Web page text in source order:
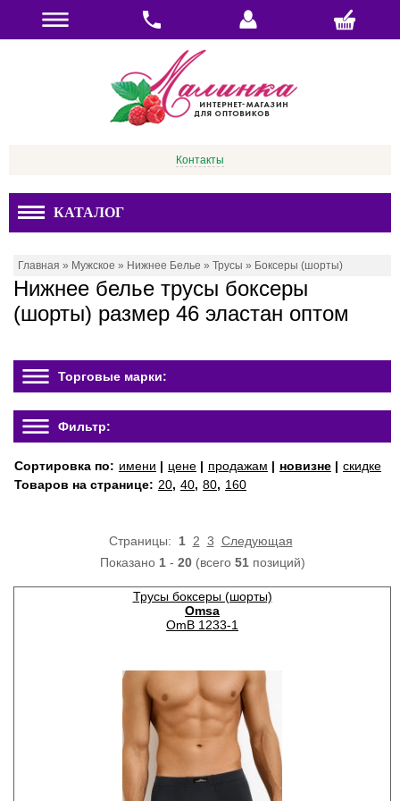
Контакты
КАТАЛОГ
Главная » Мужское » Нижнее Белье » Трусы » Боксеры (шорты)
Нижнее белье трусы боксеры
(шорты) размер 46 эластан оптом
Торговые марки:
Фильтр:
Сортировка по: имени | цене | продажам | новизне | скидке
Товаров на странице: 20, 40, 80, 160
Страницы: 1 2 3 Следующая
Показано 1- 20(всего 51позиций)
Трусы боксеры (шорты)
Omsa
OmB 1233-1